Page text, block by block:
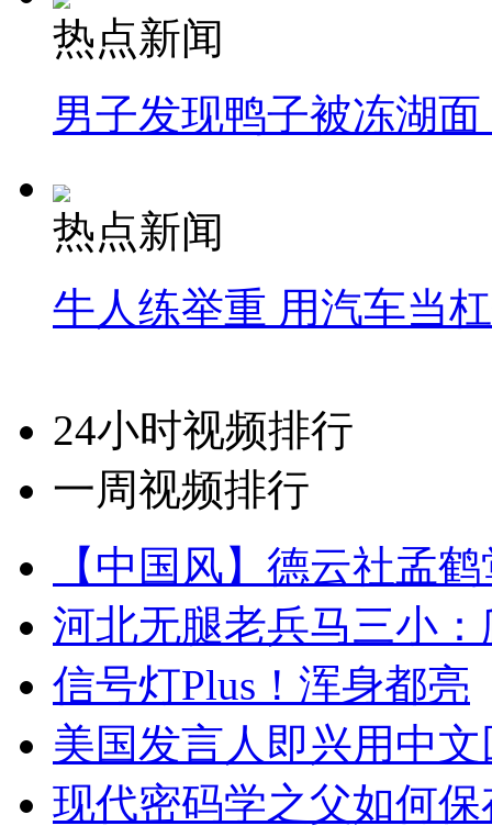
热点新闻
男子发现鸭子被冻湖
热点新闻
牛人练举重 用汽车当
24小时视频排行
一周视频排行
【中国风】德云社孟
河北无腿老兵马三小
信号灯Plus！浑身都亮
美国发言人即兴用中
现代密码学之父如何